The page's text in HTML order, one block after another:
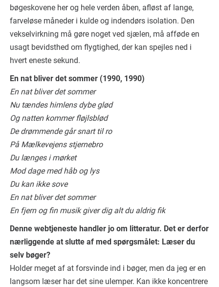
bøgeskovene her og hele verden åben, afløst af lange,
farveløse måneder i kulde og indendørs isolation. Den
vekselvirkning må gøre noget ved sjælen, må afføde en
usagt bevidsthed om flygtighed, der kan spejles ned i
hvert eneste sekund.
En nat bliver det sommer (1990, 1990)
En nat bliver det sommer
Nu tændes himlens dybe glød
Og natten kommer fløjlsblød
De drømmende går snart til ro
På Mælkevejens stjernebro
Du længes i mørket
Mod dage med håb og lys
Du kan ikke sove
En nat bliver det sommer
En fjern og fin musik giver dig alt du aldrig fik
Denne webtjeneste handler jo om litteratur. Det er derfor
nærliggende at slutte af med spørgsmålet: Læser du
selv bøger?
Holder meget af at forsvinde ind i bøger, men da jeg er en
langsom læser har det sine ulemper. Kan ikke koncentrere